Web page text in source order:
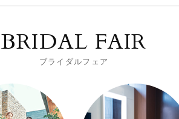
BRIDAL FAIR
ブライダルフェア